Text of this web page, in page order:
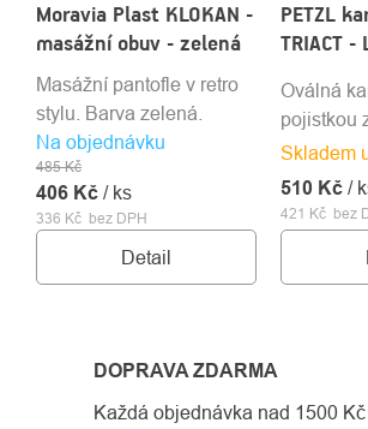
Moravia Plast KLOKAN -
masážní obuv - zelená
Na objednávku
336 Kč bez DPH
485 Kč
406 Kč / ks
Detail
Masážní pantofle v retro
stylu. Barva zelená.
PETZL
TRIACT -
Skladem
421 Kč bez
510 Kč /
Oválná
pojistkou
DOPRAVA ZDARMA
Každá objednávka nad 1500